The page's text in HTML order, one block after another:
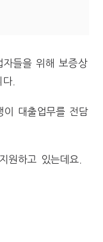
자들을 위해 보증상
.
이 대출업무를 전담
원하고 있는데요.